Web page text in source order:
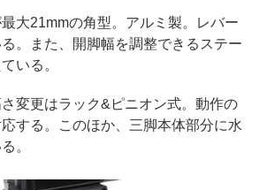
大21mmの角型。アルミ製。レバー
。また、開脚幅を調整できるステー
いる。
変更はラック&ピニオン式。動作の
応する。このほか、三脚本体部分に水
。